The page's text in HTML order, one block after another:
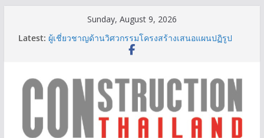
Sunday, August 9, 2026
Latest: ผู้เชี่ยวชาญด้านวิศวกรรมโครงสร้างเสนอแผนปฏิรูป
มาตรฐานตั้งแต่การออกแบบถึงการตรวจสอบอาคารไทย
เติบโต 377% ชี้ดีมานด์ภูเก็ตยังแกร่ง
BCT Expo 2026 ชูแนวคิด “Empowering Net Zero in
Construction & Mining” ขับเคลื่อนอุตสาหกรรม
ก่อสร้างและเหมืองแร่สู่สังคมคาร์บอนต่ำอย่างยั่งยืน
ลลิล พร็อพเพอร์ตี้ ก้าวสู่ปีที่ 40 ยึดลูกค้าเป็นศูนย์กลาง